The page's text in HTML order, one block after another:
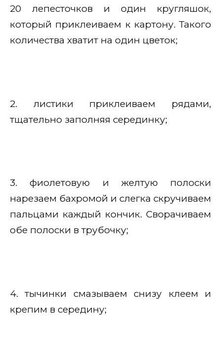
20 лепесточков и один кругляшок,
который приклеиваем к картону. Такого
количества хватит на один цветок;
2. листики приклеиваем рядами,
тщательно заполняя серединку;
3. фиолетовую и желтую полоски
нарезаем бахромой и слегка скручиваем
пальцами каждый кончик. Сворачиваем
обе полоски в трубочку;
4. тычинки смазываем снизу клеем и
крепим в середину;